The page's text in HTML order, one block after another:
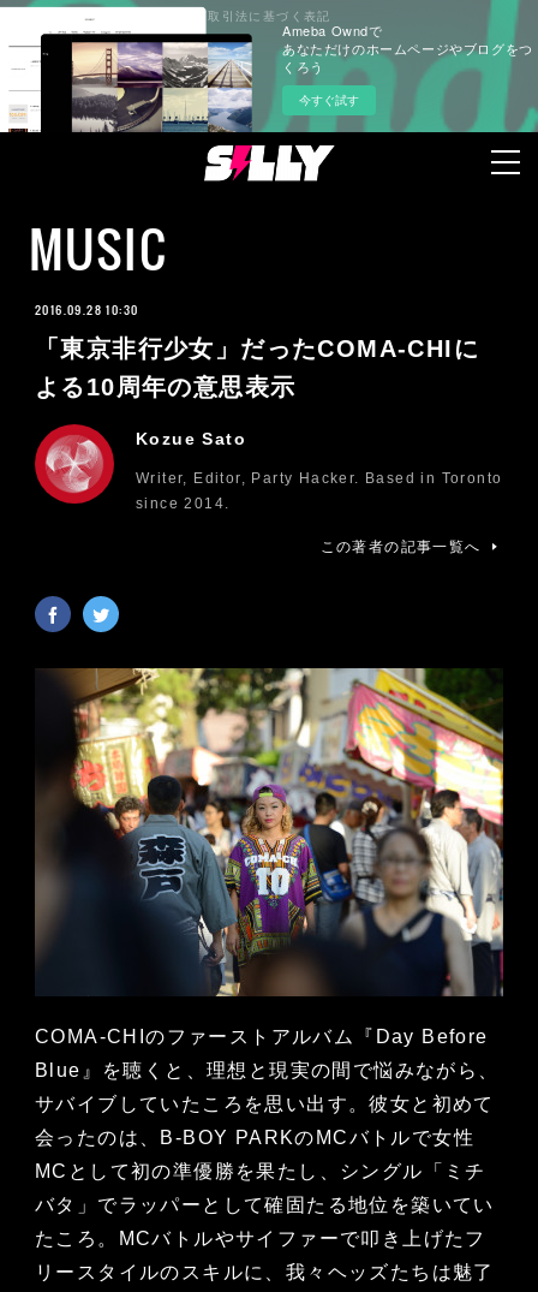
Ameba Owndで
あなただけのホームページやブログをつ
くろう
今すぐ試す
MUSIC
2016.09.28 10:30
「東京非行少女」だったCOMA-CHIに
よる10周年の意思表示
Kozue Sato
Writer, Editor, Party Hacker. Based in Toronto
since 2014.
この著者の記事一覧へ
COMA-CHIのファーストアルバム『Day Before
Blue』を聴くと、理想と現実の間で悩みながら、
サバイブしていたころを思い出す。彼女と初めて
会ったのは、B-BOY PARKのMCバトルで女性
MCとして初の準優勝を果たし、シングル「ミチ
バタ」でラッパーとして確固たる地位を築いてい
たころ。MCバトルやサイファーで叩き上げたフ
リースタイルのスキルに、我々ヘッズたちは魅了
プライバシーポリシー 特定商取引法に基づく表記